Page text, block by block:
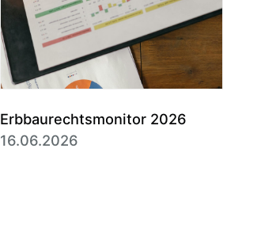
Erbbaurechtsmonitor 2026
16.06.2026